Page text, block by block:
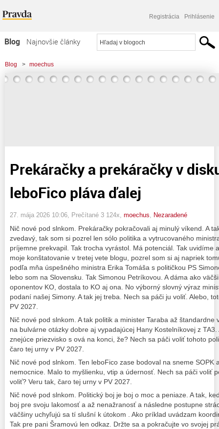
Registrácia Prihlásenie
Blog
Najnovšie články
Najčítanejšie články
Najkomentovanejšie články
Blog > moechus
> Prekáračky a prekáračky v diskusiách , ale loď leboFico pláva ďalej
Prekáračky a prekáračky v
leboFico pláva ďalej
27. mája 2026 10:06 , Prečítané 3 124x, moechus Nezaradené
Nič nové pod slnkom. Prekáračky pokračovali aj minulý víkend. A
zvedavý, tak som si pozrel len sólo politika a vytrucovaného
príjemne prekvapil. Tak trocha vyrástol. Má potenciál. Tak uvidíme
moje konštatovanie v tretej vete blogu, pozrel som si aj napriek
podľa mňa úspešného ministra Erika Tomáša s političkou PS
lebo som na Slovensku. Tak Simonou Petríkovou. A dáma ako
oponentov KO, dostala to KO aj ona. No výborný slovný výraz
podaní našej Simony. A tak jej treba. Nech sa páči ju voliť. Alebo,
PV 2027.
Nič nové pod slnkom. A tak politik a minister Taraba až
na bulvárne otázky dobre aj vypadajúcej Hany Kostelníkovej z
znejúce priezvisko s ová na konci, že? Nech sa páči voliť tohoto
čaro tej urny v PV 2027.
Nič nové pod slnkom. Ten leboFico zase bodoval na sneme SOPK
nemocnice. Malo to myšlienku, vtip a údernosť. Nech sa páči voliť
voliť? Veru tak, čaro tej urny v PV 2027.
Nič nové pod slnkom. Politický boj je boj o moc a peniaze. A tak,
boj pre svoju lakomosť a až nenažranosť a následne postupne
väčšiny uchyľujú sa tí slušní k útokom . Ako príklad uvádzam
Tak pre pani Šramovú len odkaz. Držte sa a pokračujte vo svojej